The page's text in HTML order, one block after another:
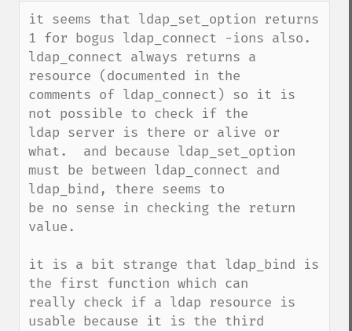
down
it seems that ldap_set_option returns
1 for bogus ldap_connect -ions also.
ldap_connect always returns a
resource (documented in the
comments of ldap_connect) so it is
not possible to check if the
ldap server is there or alive or
what.  and because ldap_set_option
must be between ldap_connect and
ldap_bind, there seems to
be no sense in checking the return
value.
it is a bit strange that ldap_bind is
the first function which can
really check if a ldap resource is
usable because it is the third